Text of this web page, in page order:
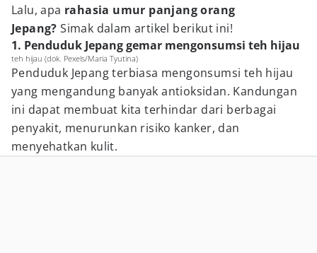
Lalu, apa rahasia umur panjang orang
Jepang?Simak dalam artikel berikut ini!
1. Penduduk Jepang gemar mengonsumsi teh hijau
teh hijau (dok. Pexels/Maria Tyutina)
Penduduk Jepang terbiasa mengonsumsi teh hijau
yang mengandung banyak antioksidan. Kandungan
ini dapat membuat kita terhindar dari berbagai
penyakit, menurunkan risiko kanker, dan
menyehatkan kulit.